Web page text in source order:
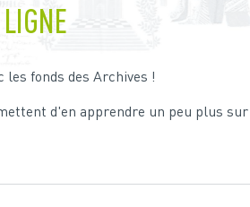
les fonds des Archives !
d'en apprendre un peu plus